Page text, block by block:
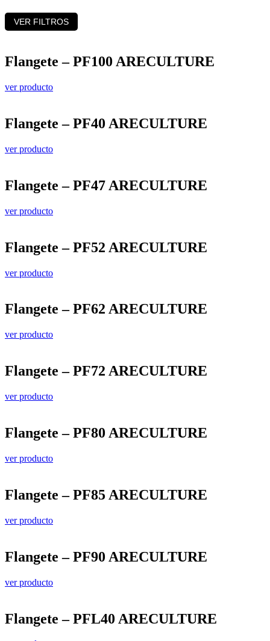
VER FILTROS
Flangete – PF100 ARECULTURE
ver producto
Flangete – PF40 ARECULTURE
ver producto
Flangete – PF47 ARECULTURE
ver producto
Flangete – PF52 ARECULTURE
ver producto
Flangete – PF62 ARECULTURE
ver producto
Flangete – PF72 ARECULTURE
ver producto
Flangete – PF80 ARECULTURE
ver producto
Flangete – PF85 ARECULTURE
ver producto
Flangete – PF90 ARECULTURE
ver producto
Flangete – PFL40 ARECULTURE